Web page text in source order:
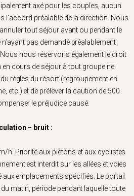
axé pour les couples, aucun
l’accord préalable de la direction. Nous
tout séjour avant ou pendant le
pas demandé préalablement
nous réservons également le droit
en cours de séjour à tout groupe ne
règles du résort (regroupement en
etc.) et de prélever la caution de 500
le préjudice causé.
– bruit :
h. Priorité aux piétons et aux cyclistes
est interdit sur les allées et voies
aux emplacements spécifiés. Le portail
matin, période pendant laquelle toute